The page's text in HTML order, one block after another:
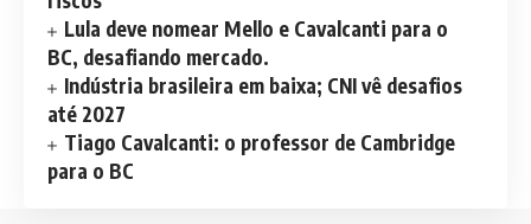
Lula deve nomear Mello e Cavalcanti para o
BC, desafiando mercado.
Indústria brasileira em baixa; CNI vê desafios
até 2027
Tiago Cavalcanti: o professor de Cambridge
para o BC